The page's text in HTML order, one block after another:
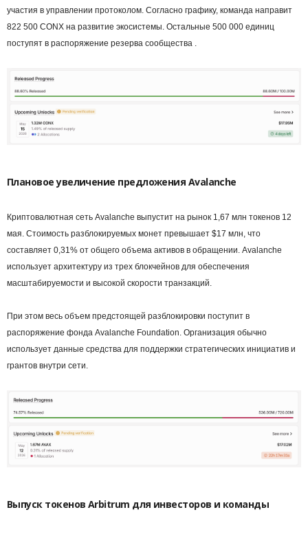
участия в управлении протоколом. Согласно графику, команда направит
822 500 CONX на развитие экосистемы. Остальные 500 000 единиц
поступят в распоряжение резерва сообщества .
Плановое увеличение предложения Avalanche
Криптовалютная сеть Avalanche выпустит на рынок 1,67 млн токенов 12
мая. Стоимость разблокируемых монет превышает $17 млн, что
составляет 0,31% от общего объема активов в обращении. Avalanche
использует архитектуру из трех блокчейнов для обеспечения
масштабируемости и высокой скорости транзакций.
При этом весь объем предстоящей разблокировки поступит в
распоряжение фонда Avalanche Foundation. Организация обычно
использует данные средства для поддержки стратегических инициатив и
грантов внутри сети.
Выпуск токенов Arbitrum для инвесторов и команды